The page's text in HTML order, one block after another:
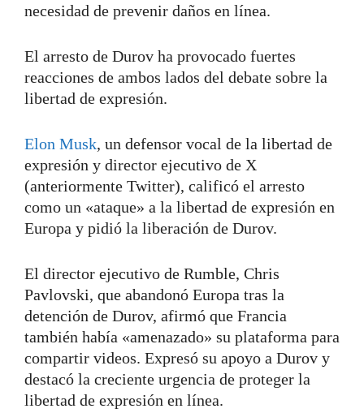
necesidad de prevenir daños en línea.
El arresto de Durov ha provocado fuertes
reacciones de ambos lados del debate sobre la
libertad de expresión.
Elon Musk, un defensor vocal de la libertad de
expresión y director ejecutivo de X
(anteriormente Twitter), calificó el arresto
como un «ataque» a la libertad de expresión en
Europa y pidió la liberación de Durov.
El director ejecutivo de Rumble, Chris
Pavlovski, que abandonó Europa tras la
detención de Durov, afirmó que Francia
también había «amenazado» su plataforma para
compartir videos. Expresó su apoyo a Durov y
destacó la creciente urgencia de proteger la
libertad de expresión en línea.